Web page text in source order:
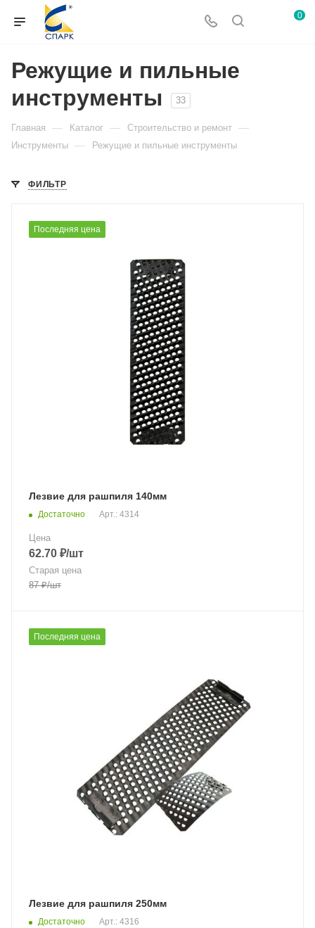
0
Режущие и пильные
инструменты
33
Главная — Каталог — Строительство и ремонт —
Инструменты — Режущие и пильные инструменты
ФИЛЬТР
Последняя цена
Лезвие для рашпиля 140мм
Достаточно Арт.: 4314
Цена
62.70 ₽/шт
Старая цена
87₽/шт
Последняя цена
Лезвие для рашпиля 250мм
Достаточно Арт.: 4316